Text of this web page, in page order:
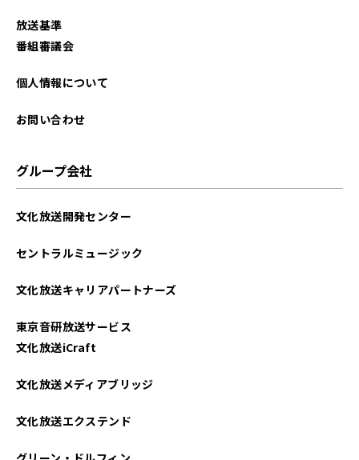
放送基準
番組審議会
個人情報について
お問い合わせ
グループ会社
文化放送開発センター
セントラルミュージック
文化放送キャリアパートナーズ
東京音研放送サービス
文化放送iCraft
文化放送メディアブリッジ
文化放送エクステンド